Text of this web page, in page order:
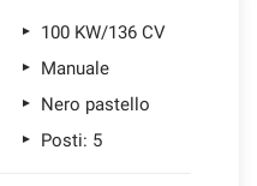
100 KW/136 CV
Manuale
Nero pastello
Posti: 5